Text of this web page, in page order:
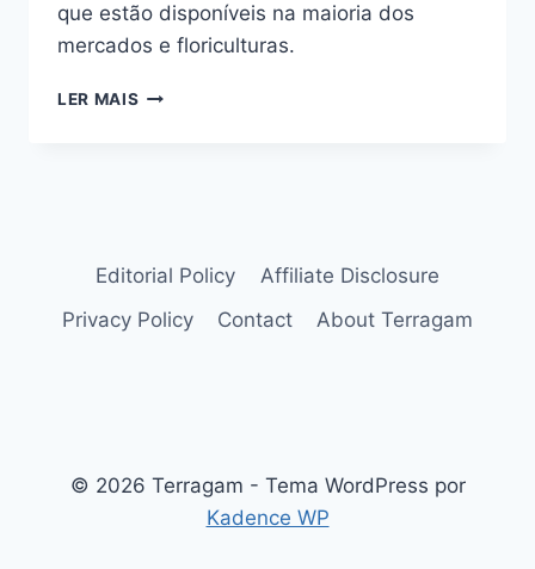
que estão disponíveis na maioria dos
mercados e floriculturas.
LER MAIS SUCULENTAS
Editorial Policy
Affiliate Disclosure
Privacy Policy
Contact About Terragam
© 2026 Terragam - Tema WordPress por
Kadence WP